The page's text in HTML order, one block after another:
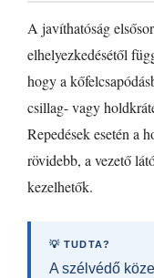
A javíthatóság
elhelyezkedésétől
hogy a
csillag- vagy
Repedések esetén a
rövidebb, a vezető
kezelhetők.
💡 TUDTA?
A szélvédő